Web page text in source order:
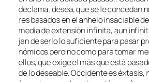
de­cla­ma,de­sea, que se le con­ce­dan
res ba­sa­dos en el anhe­lo in­sa­cia­ble
me­dia de ex­ten­sión in­fi­ni­ta, aun
jan de ser­lo lo su­fi­cien­te pa­ra pa­sar
nó­mi­cos pe­ro no co­mo pa­ra to­mar
ellos, que exi­ge el más que es­tá
de lo de­sea­ble. Occidente es éx­ta­sis,